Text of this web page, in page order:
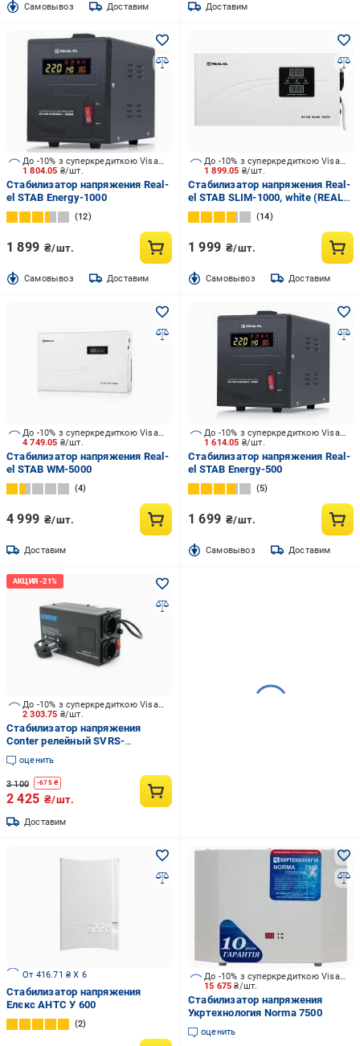
Cамовывоз Доставим Доставим
1 804.05 ₴/шт.
До -10% з суперкредиткою Visa Вигода
Стабилизатор напряжения Real-
el STAB Energy-1000
12
1 899 ₴/шт.
Cамовывоз Доставим
1 899.05 ₴/шт.
До -10% з суперкредиткою Visa Вигода
Стабилизатор напряжения Real-
el STAB SLIM-1000, white (REAL-
EL
14
1 999 ₴/шт.
Cамовывоз Доставим
4 749.05 ₴/шт.
До -10% з суперкредиткою Visa Вигода
Стабилизатор напряжения Real-
el STAB WM-5000
4
4 999 ₴/шт.
Доставим
1 614.05 ₴/шт.
До -10% з суперкредиткою Visa Вигода
Стабилизатор напряжения Real-
el STAB Energy-500
5
1 699 ₴/шт.
Cамовывоз Доставим
2 303.75 ₴/шт.
До -10% з суперкредиткою Visa Вигода
Стабилизатор напряжения
Conter релейный SVRS-
1000VA/750W DC150-270V,
AC230±8%, 2*Shuko CR-SVRS-
1000
оценить
3 100 -675₴
2 425 ₴/шт.
Доставим
От 416.71 ₴ X 6
Стабилизатор напряжения
Елєкс АНТС У 600
2
15 675₴/шт.
До -10% з суперкредиткою Visa Вигода
Стабилизатор напряжения
Укртехнология Norma 7500
оценить